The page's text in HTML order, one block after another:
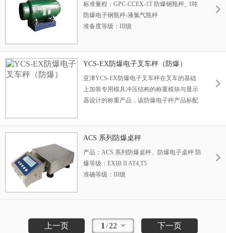
的，而是由电路本身实现的，因而是本质安
全的。
标准量程：GPC-CCEX-1T 防爆钢瓶秤_ 1吨
防爆电子钢瓶秤-液氯气瓶秤
准备度等级：III级
工作温度: 秤台和传感器\-20℃~+60℃
防护等级IP67 防爆等级：本安EXiaIICT5或
隔爆EXibIIBT5
YCS-EX防爆电子叉车秤（防爆）
亚津YCS-EX防爆电子叉车秤在叉车的基础
上加装专用模具冲压结构的称重模块与显示
器设计的称重产品，该防爆电子秤产品标配
车秤标准秤体为85mm~200mm，针对用户不
和68cm宽叉两种。
ACS 系列防爆桌秤
产品：ACS 系列防爆桌秤、防爆电子桌秤 防
爆等级：EXIB II AT4,T5
准确等级：III级
显示：6位LCD显示, 字高18mm，白色背光
接口：选配RS232
上一页 1/22 下一页